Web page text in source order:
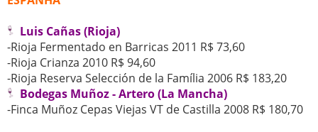
Luis Cañas (Rioja)
-Rioja Fermentado en Barricas 2011 R$ 73,60
-Rioja Crianza 2010 R$ 94,60
-Rioja Reserva Selección de la Família 2006 R$ 183,20
Bodegas Muñoz - Artero (La Mancha)
-Finca Muñoz Cepas Viejas VT de Castilla 2008 R$ 180,70